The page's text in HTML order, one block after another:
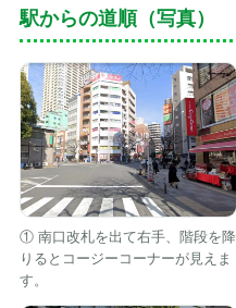
駅からの道順（写真）
① 南口改札を出て右手、階段を降
りるとコージーコーナーが見えま
す。